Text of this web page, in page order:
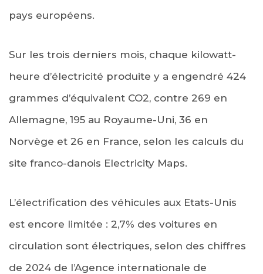
pays européens.
Sur les trois derniers mois, chaque kilowatt-
heure d’électricité produite y a engendré 424
grammes d’équivalent CO2, contre 269 en
Allemagne, 195 au Royaume-Uni, 36 en
Norvège et 26 en France, selon les calculs du
site franco-danois Electricity Maps.
L’électrification des véhicules aux Etats-Unis
est encore limitée : 2,7% des voitures en
circulation sont électriques, selon des chiffres
de 2024 de l’Agence internationale de